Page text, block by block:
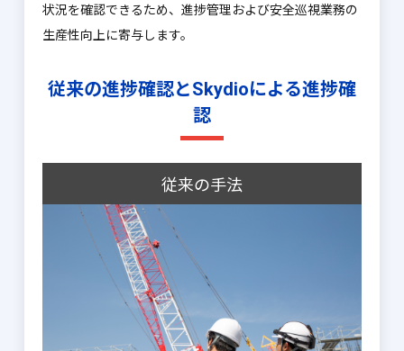
状況を確認できるため、進捗管理および安全巡視業務の
生産性向上に寄与します。
従来の進捗確認とSkydioによる進捗確
認
従来の手法